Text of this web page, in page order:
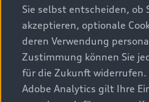
Fahrzeugparameter, wie z. B.
Aerodynamik verändern und
Verkehrsbedingungen sowie
den Kraftstoffverbrauch,, den
Emissionen und die
Sie selbst entscheiden, ob
akzeptieren, optionale
deren Verwendung
Zustimmung können Sie
für die Zukunft widerrufen.
Adobe Analytics gilt Ihre